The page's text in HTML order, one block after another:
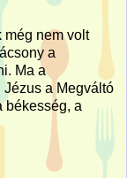
még nem volt
a
Ma a
a Megváltó
békesség, a